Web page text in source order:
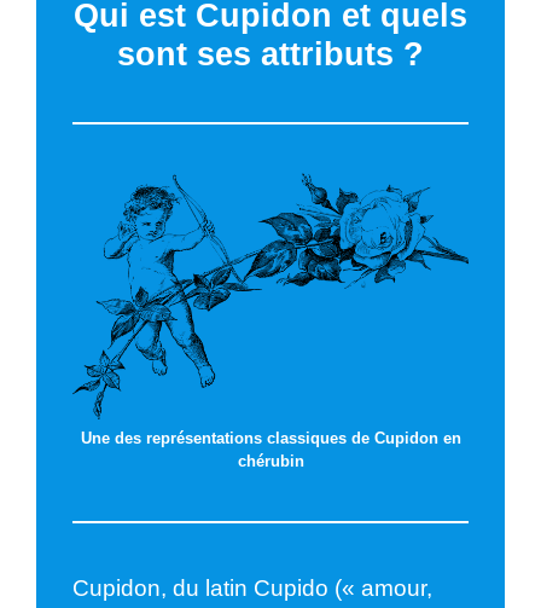
Qui est Cupidon et quels
sont ses attributs ?
Une des représentations classiques de Cupidon en
chérubin
Cupidon, du latin Cupido (« amour,